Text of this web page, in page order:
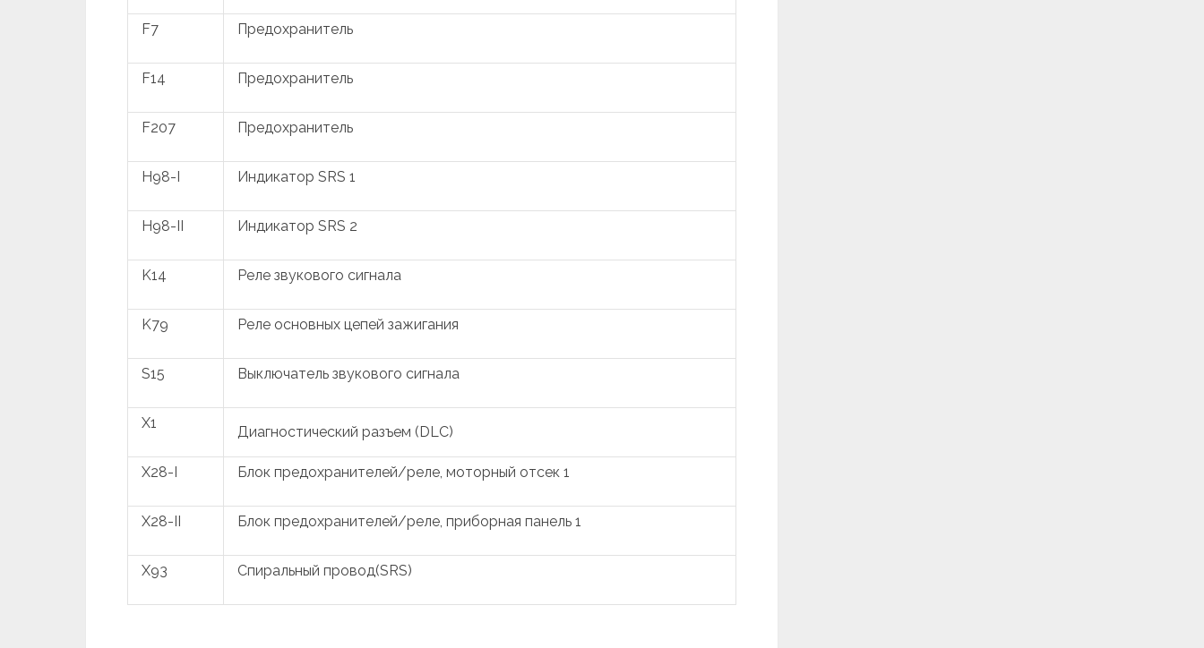
F7 Предохранитель
F14 Предохранитель
F207 Предохранитель
H98-I Индикатор SRS 1
H98-II Индикатор SRS 2
K14 Реле звукового сигнала
K79 Реле основных цепей зажигания
S15 Выключатель звукового сигнала
X1
Диагностический разъем (DLC)
X28-I Блок предохранителей/реле, моторный отсек 1
X28-II Блок предохранителей/реле, приборная панель 1
X93 Спиральный провод(SRS)